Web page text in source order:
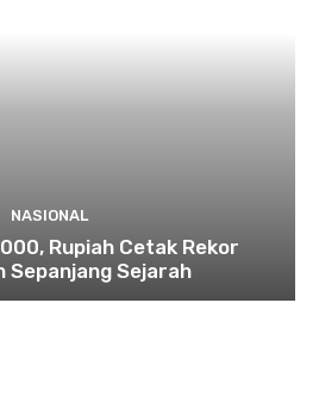
NASIONAL
Rupiah Cetak Rekor
Sepanjang Sejarah